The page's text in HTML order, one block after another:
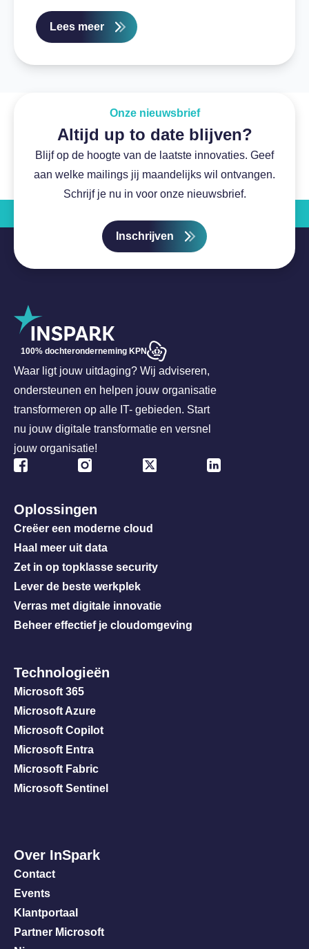
Lees meer
Onze nieuwsbrief
Altijd up to date blijven?
Blijf op de hoogte van de laatste innovaties. Geef
aan welke mailings jij maandelijks wil ontvangen.
Schrijf je nu in voor onze nieuwsbrief.
Inschrijven
100% dochteronderneming KPN
Waar ligt jouw uitdaging? Wij adviseren,
ondersteunen en helpen jouw organisatie
transformeren op alle IT- gebieden. Start
nu jouw digitale transformatie en versnel
jouw organisatie!
Oplossingen
Creëer een moderne cloud
Haal meer uit data
Zet in op topklasse security
Lever de beste werkplek
Verras met digitale innovatie
Beheer effectief je cloudomgeving
Technologieën
Microsoft 365
Microsoft Azure
Microsoft Copilot
Microsoft Entra
Microsoft Fabric
Microsoft Sentinel
Over InSpark
Contact
Events
Klantportaal
Partner Microsoft